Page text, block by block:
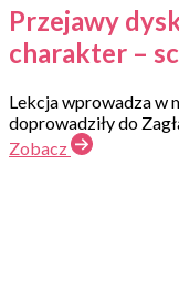
Przejawy
charakter –
Lekcja wprowadza w
doprowadziły do
Zobacz